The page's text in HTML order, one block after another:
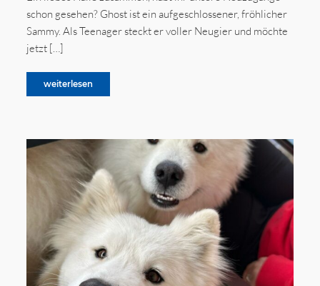
schon gesehen? Ghost ist ein aufgeschlossener, fröhlicher
Sammy. Als Teenager steckt er voller Neugier und möchte
jetzt […]
weiterlesen